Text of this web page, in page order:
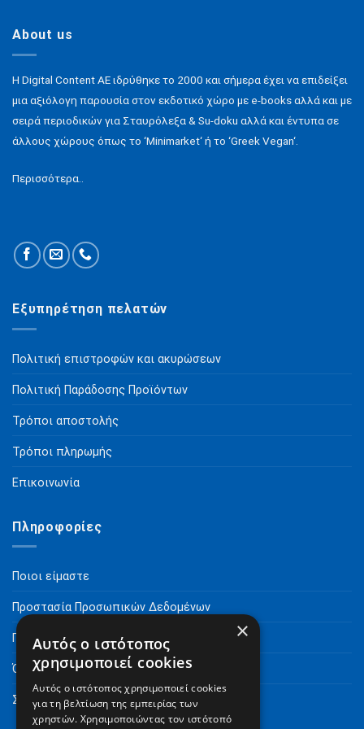
About us
H Digital Content ΑΕ ιδρύθηκε το 2000 και σήμερα έχει να επιδείξει
μια αξιόλογη παρουσία στον εκδοτικό χώρο με e-books αλλά και με
σειρά περιοδικών για Σταυρόλεξα & Su-doku αλλά και έντυπα σε
άλλους χώρους όπως το ‘Minimarket‘ ή το ‘Greek Vegan‘.
Περισσότερα..
Εξυπηρέτηση πελατών
Πολιτική επιστροφών και ακυρώσεων
Πολιτική Παράδοσης Προϊόντων
Τρόποι αποστολής
Τρόποι πληρωμής
Επικοινωνία
Πληροφορίες
Ποιοι είμαστε
Προστασία Προσωπικών Δεδομένων
Πνευματικά Δικαιώματα
Όροι Χρήσης
Συχνές Ερωτήσεις
×
Αυτός ο ιστότοπος
χρησιμοποιεί cookies
Αυτός ο ιστότοπος χρησιμοποιεί cookies
για τη βελτίωση της εμπειρίας των
χρηστών. Χρησιμοποιώντας τον ιστότοπό